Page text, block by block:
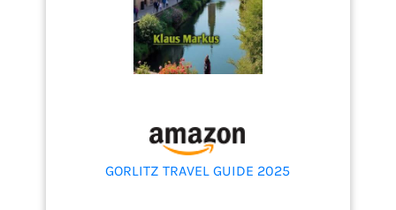
GORLITZ TRAVEL GUIDE 2025